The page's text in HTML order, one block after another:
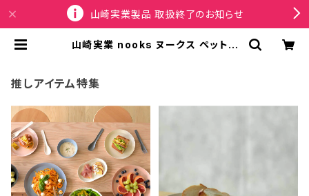
山崎実業製品 取扱終了のお知らせ
山崎実業 nooks ヌークス ペットフ
推しアイテム特集